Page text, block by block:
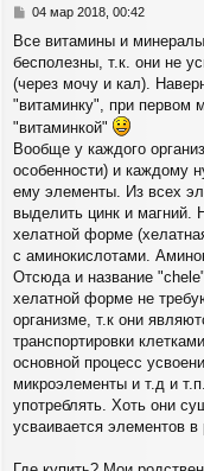
С
о
б
щ
е
и
е
04 мар 2018, 00:42
Все витамины и
бесполезны, т.к. они не
(через мочу и кал).
"витаминку", при первом
"витаминкой"
Вообще у каждого
особенности) и каждому
ему элементы. Из всех
выделить цинк и магний.
хелатной форме
с аминокислотами.
Отсюда и название
хелатной форме не
организме, т.к они
транспортировки
основной процесс
микроэлементы и т.д и
употреблять. Хоть они
усваивается элементов